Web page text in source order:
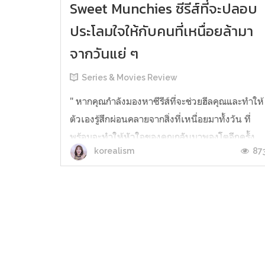
Sweet Munchies ซีรีส์ที่จะปลอบ
ประโลมใจให้กับคนที่เหนื่อยล้ามา
จากวันแย่ ๆ
Series & Movies Review
" หากคุณกำลังมองหาซีรีส์ที่จะช่วยฮีลคุณและทำให้
ตัวเองรู้สึกผ่อนคลายจากสิ่งที่เหนื่อยมาทั้งวัน ที่
พร้อมจะทำให้หัวใจของคุณกลับมาพองโตอีกครั้ง
ทั้งยังช่วยเติมสีสันและเสียงหัวเราะให้ชีวิต แถมยัง
korealism